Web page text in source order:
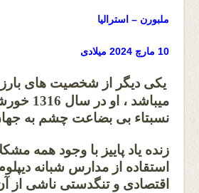
ملبورن – استرالیا
10 مارچ 2024 میلادی
یکی دیگر از شخصیت های
میباشد
نسبتاء بی بضاعت چشم به
زنده یاد پاییز با وجود همه
اقتصادی و تنگدستی ناشی از